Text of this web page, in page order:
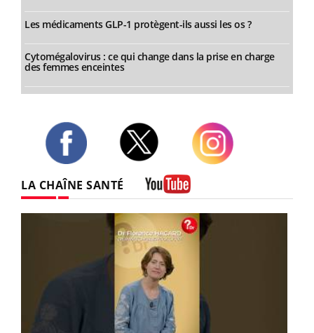
Les médicaments GLP-1 protègent-ils aussi les os ?
Cytomégalovirus : ce qui change dans la prise en charge
des femmes enceintes
LA CHAÎNE SANTÉ